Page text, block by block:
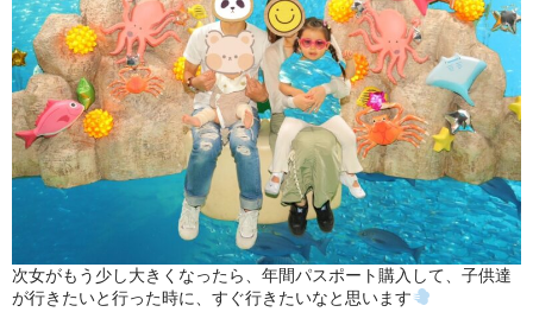
次女がもう少し大きくなったら、年間パスポート購入して、子供達
が行きたいと行った時に、すぐ行きたいなと思います